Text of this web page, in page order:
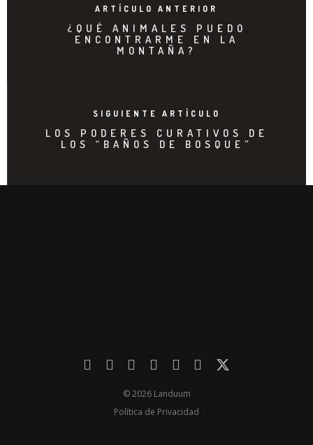
ARTÍCULO ANTERIOR
¿QUÉ ANIMALES PUEDO
ENCONTRARME EN LA
MONTAÑA?
SIGUIENTE ARTÍCULO
LOS PODERES CURATIVOS DE
LOS “BAÑOS DE BOSQUE”
© 2026 Landuum
Política de Privacidad